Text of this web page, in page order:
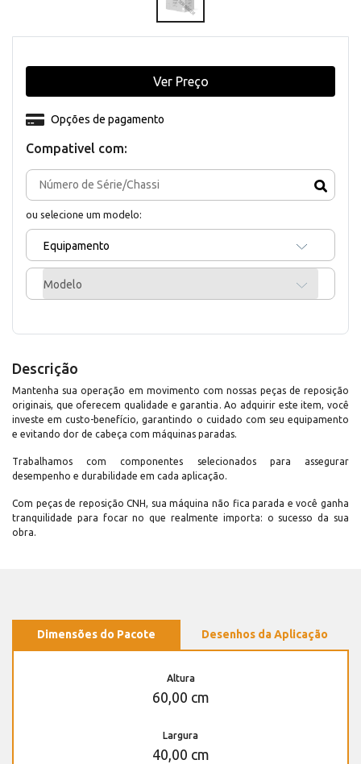
Compativel com:
ou selecione um modelo:
Equipamento
Modelo
Opções de pagamento
Ver Preço
Descrição
Mantenha sua operação em movimento com nossas peças de reposição
originais, que oferecem qualidade e garantia. Ao adquirir este item, você
investe em custo-benefício, garantindo o cuidado com seu equipamento
e evitando dor de cabeça com máquinas paradas.
Trabalhamos com componentes selecionados para assegurar
desempenho e durabilidade em cada aplicação.
Com peças de reposição CNH, sua máquina não fica parada e você ganha
tranquilidade para focar no que realmente importa: o sucesso da sua
obra.
Dimensões do Pacote Desenhos da Aplicação
Altura
60,00 cm
Largura
40,00 cm